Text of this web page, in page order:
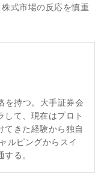
式市場の反応を慎重
を持つ。大手証券会
して、現在はプロト
てきた経験から独自
ルピングからスイ
る。